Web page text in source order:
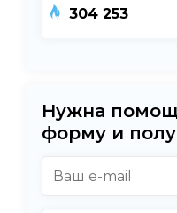
304 253
Нужна
форму и